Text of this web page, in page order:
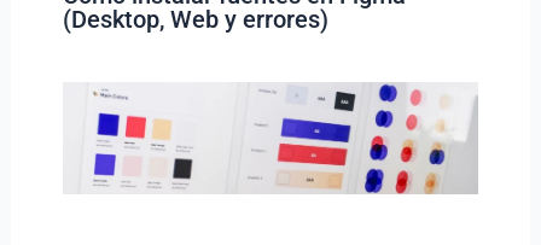
(Desktop, Web y errores)